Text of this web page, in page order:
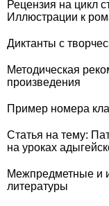
Рецензия на цикл
Иллюстрации к
Диктанты с
Методическая
произведения
Пример номера
Статья на тему:
на уроках
Межпредметные и
литературы